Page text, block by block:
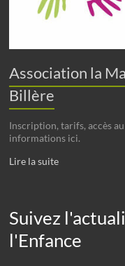
Association la
Billère
Inscription, tarifs, accès
informations ici.
Lire la suite
Suivez
l'Enfance